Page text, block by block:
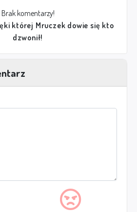
Brak komentarzy!
której Mruczek dowie się kto
dzwonił!